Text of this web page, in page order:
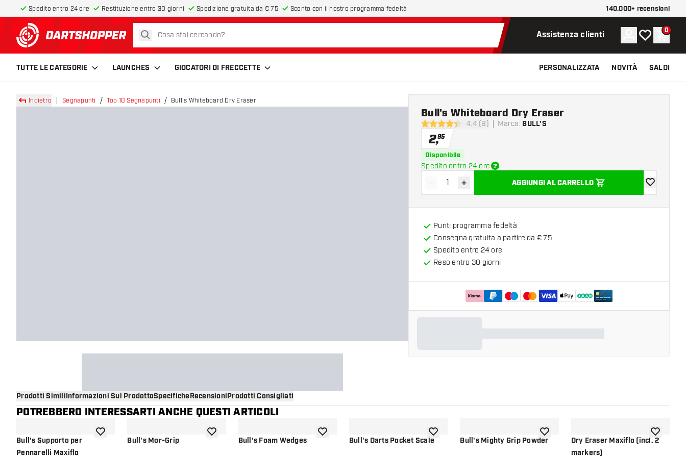
Spedito entro 24 ore Restituzione entro 30 giorni Spedizione gratuita da € 75 Sconto con il nostro programma fedeltà 140.000+ recensioni
torna alla home page
cerca Assistenza clienti Account
La mia lista
0
TUTTE LE CATEGORIE LAUNCHES GIOCATORI DI FRECCETTE PERSONALIZZATA NOVITÀ SALDI
Indietro Segnapunti Top 10 Segnapunti Bull's Whiteboard Dry Eraser
4.4 stelle di valutazione
4.4 (9) Marca: BULL'S
Bull's Whiteboard Dry Eraser
2,95
Disponibile
Spedito entro 24 ore
Diminuisci quantità
- Aumenta quantità
+ AGGIUNGI AL CARRELLO
aggiungi
Punti programma fedeltà
Consegna gratuita a partire da € 75
Spedito entro 24 ore
Reso entro 30 giorni
Prodotti SimiliInformazioni Sul ProdottoSpecificheRecensioniProdotti Consigliati
POTREBBERO INTERESSARTI ANCHE QUESTI ARTICOLI
Bull's Supporto per
Pennarelli Maxiflo
aggiungi alla lista dei desideri
Bull's Mor-Grip aggiungi alla lista dei desideri
Bull's Foam Wedges aggiungi alla lista dei desideri
Bull's Darts Pocket Scaleaggiungi alla lista dei desideri
Bull's Mighty Grip Powderaggiungi alla lista dei desideri
Dry Eraser Maxiflo (incl. 2
markers)
aggiungi